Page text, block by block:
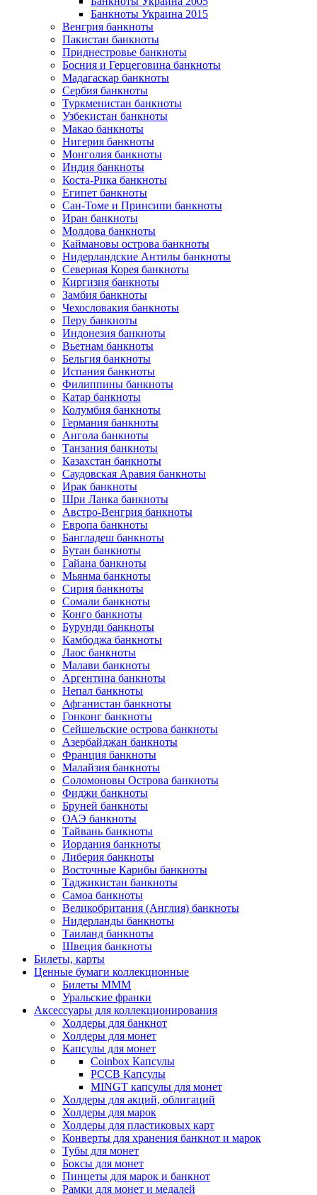
Банкноты Украина 2015
Венгрия банкноты
Пакистан банкноты
Приднестровье банкноты
Босния и Герцеговина банкноты
Мадагаскар банкноты
Сербия банкноты
Туркменистан банкноты
Узбекистан банкноты
Макао банкноты
Нигерия банкноты
Монголия банкноты
Индия банкноты
Коста-Рика банкноты
Египет банкноты
Сан-Томе и Принсипи банкноты
Иран банкноты
Молдова банкноты
Каймановы острова банкноты
Нидерландские Антилы банкноты
Северная Корея банкноты
Киргизия банкноты
Замбия банкноты
Чехословакия банкноты
Перу банкноты
Индонезия банкноты
Вьетнам банкноты
Бельгия банкноты
Испания банкноты
Филиппины банкноты
Катар банкноты
Колумбия банкноты
Германия банкноты
Ангола банкноты
Танзания банкноты
Казахстан банкноты
Саудовская Аравия банкноты
Ирак банкноты
Шри Ланка банкноты
Австро-Венгрия банкноты
Европа банкноты
Бангладеш банкноты
Бутан банкноты
Гайана банкноты
Мьянма банкноты
Сирия банкноты
Сомали банкноты
Конго банкноты
Бурунди банкноты
Камбоджа банкноты
Лаос банкноты
Малави банкноты
Аргентина банкноты
Непал банкноты
Афганистан банкноты
Гонконг банкноты
Сейшельские острова банкноты
Азербайджан банкноты
Франция банкноты
Малайзия банкноты
Соломоновы Острова банкноты
Фиджи банкноты
Бруней банкноты
ОАЭ банкноты
Тайвань банкноты
Иордания банкноты
Либерия банкноты
Восточные Карибы банкноты
Таджикистан банкноты
Самоа банкноты
Великобритания (Англия) банкноты
Нидерланды банкноты
Таиланд банкноты
Швеция банкноты
Билеты, карты
Ценные бумаги коллекционные
Билеты МММ
Уральские франки
Аксессуары для коллекционирования
Холдеры для банкнот
Холдеры для монет
Капсулы для монет
Coinbox Капсулы
РССВ Капсулы
MINGT капсулы для монет
Холдеры для акций, облигаций
Холдеры для марок
Холдеры для пластиковых карт
Конверты для хранения банкнот и марок
Тубы для монет
Боксы для монет
Пинцеты для марок и банкнот
Рамки для монет и медалей